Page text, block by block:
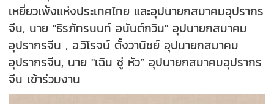
เหยี่ยวเพ้งแห่งประเทศไทย และอุปนายกสมาคมอุปรากร
จีน, นาย "ธิรภัทรนนท์ อนันต์กวิน" อุปนายกสมาคม
อุปรากรจีน , อ.วิโรจน์ ตั้งวานิชย์ อุปนายกสมาคม
อุปรากรจีน, นาย "เฉิน ซู่ หัว” อุปนายกสมาคมอุปรากร
จีน เข้าร่วมงาน